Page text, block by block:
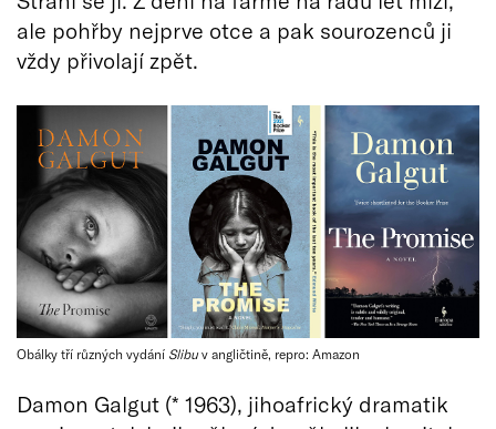
ale pohřby nejprve otce a pak sourozenců ji
vždy přivolají zpět.
Obálky tří různých vydání Slibuv angličtině, repro: Amazon
Damon Galgut (* 1963), jihoafrický dramatik